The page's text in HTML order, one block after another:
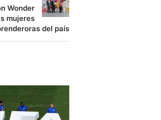
Wonder
mujeres
del país